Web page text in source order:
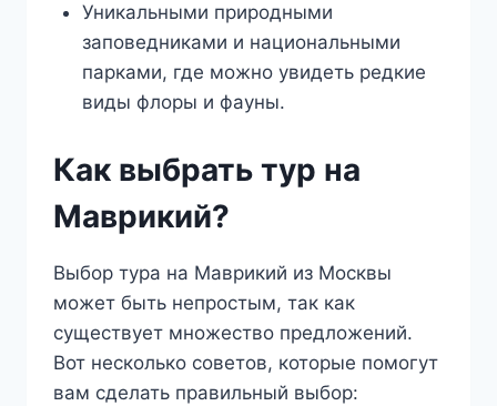
Уникальными природными
заповедниками и национальными
парками, где можно увидеть редкие
виды флоры и фауны.
Как выбрать тур на
Маврикий?
Выбор тура на Маврикий из Москвы
может быть непростым, так как
существует множество предложений.
Вот несколько советов, которые помогут
вам сделать правильный выбор: